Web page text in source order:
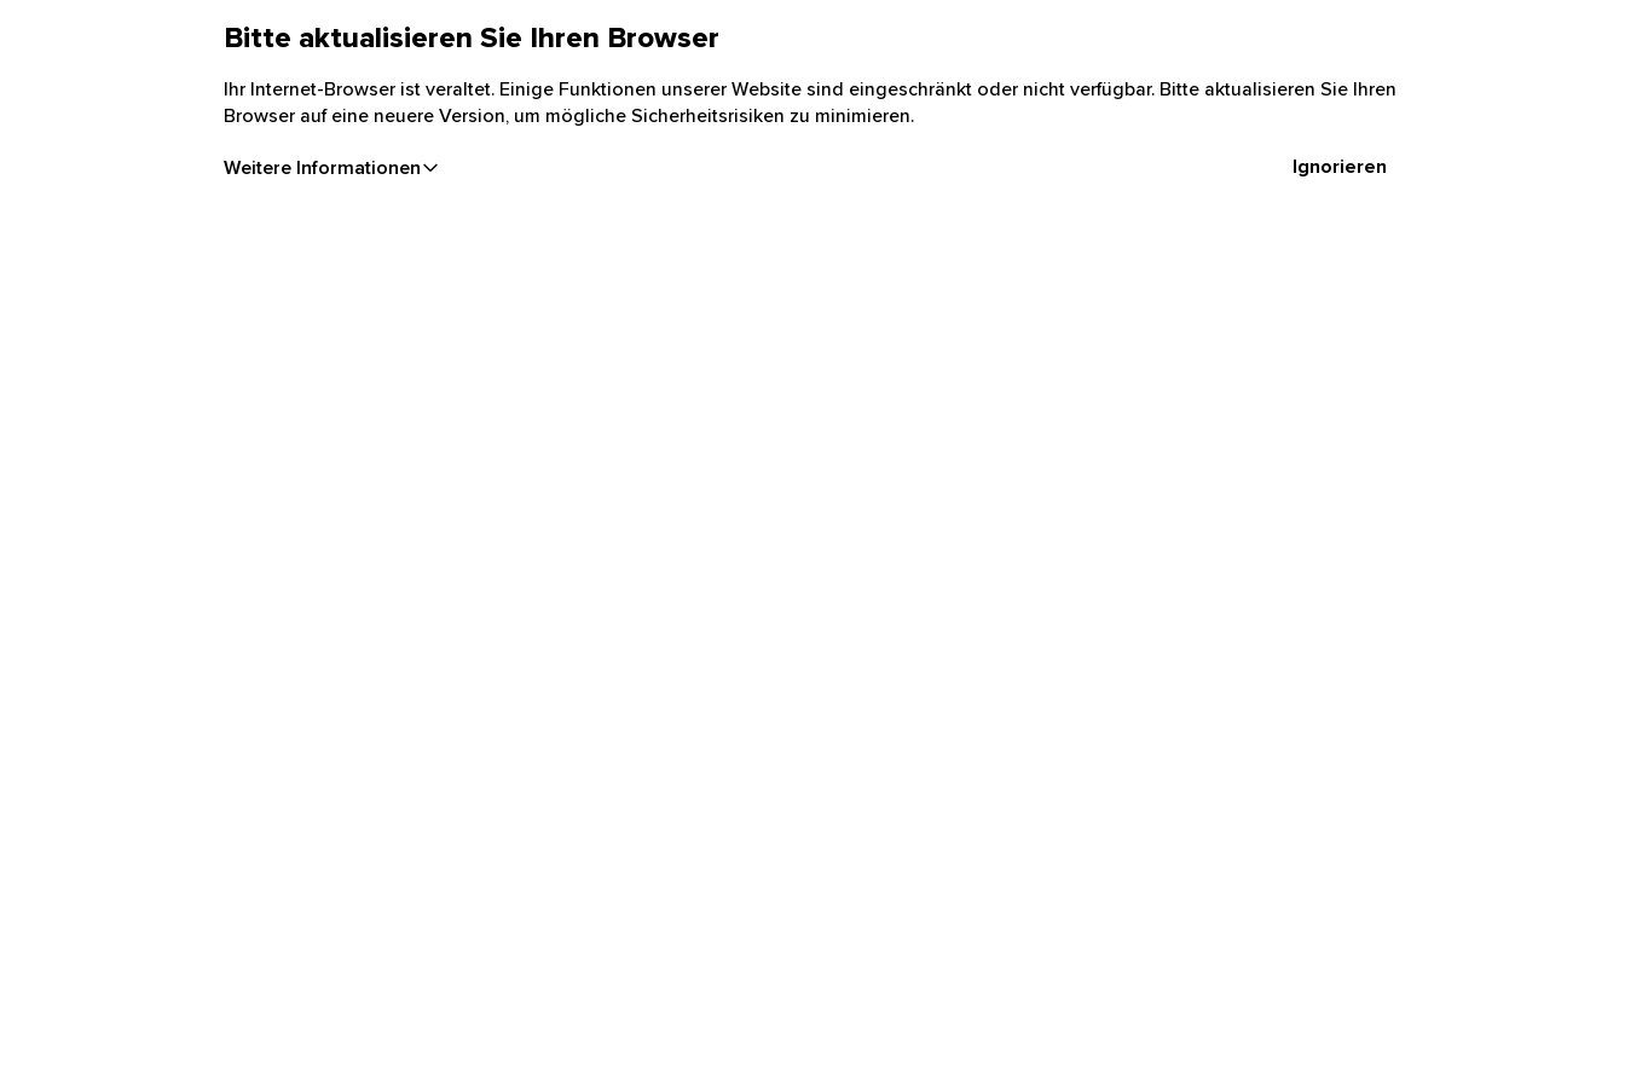
Bitte aktualisieren Sie Ihren Browser
Ihr Internet-Browser ist veraltet. Einige Funktionen unserer Website sind eingeschränkt oder nicht verfügbar. Bitte aktualisieren Sie Ihren
Browser auf eine neuere Version, um mögliche Sicherheitsrisiken zu minimieren.
Weitere Informationen Ignorieren